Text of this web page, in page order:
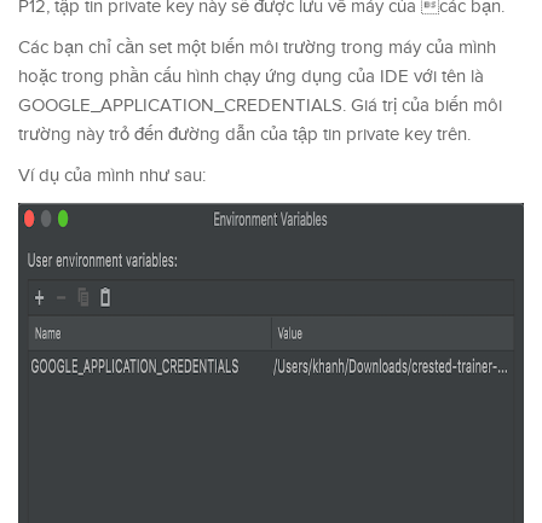
P12, tập tin private key này sẽ được lưu về máy của các bạn.
Các bạn chỉ cần set một biến môi trường trong máy của mình
hoặc trong phần cấu hình chạy ứng dụng của IDE với tên là
GOOGLE_APPLICATION_CREDENTIALS. Giá trị của biến môi
trường này trỏ đến đường dẫn của tập tin private key trên.
Ví dụ của mình như sau: